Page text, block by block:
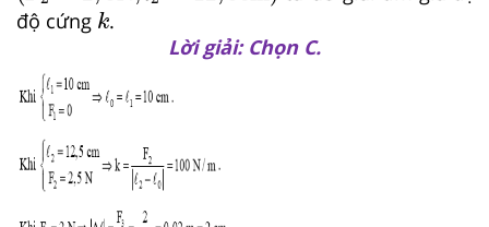
độ cứng k
k.
Lời giải: Chọn C.